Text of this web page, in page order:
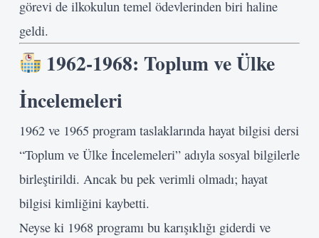
görevi de ilkokulun temel ödevlerinden biri haline
geldi.
1962-1968: Toplum ve Ülke
İncelemeleri
1962 ve 1965 program taslaklarında hayat bilgisi dersi
“Toplum ve Ülke İncelemeleri” adıyla sosyal bilgilerle
birleştirildi. Ancak bu pek verimli olmadı; hayat
bilgisi kimliğini kaybetti.
Neyse ki 1968 programı bu karışıklığı giderdi ve